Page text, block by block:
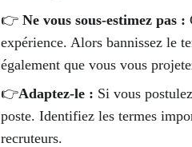
👉 Ne vous sous-estimez pas :
expérience. Alors bannissez le
également que vous vous
👉Adaptez-le : Si vous
poste. Identifiez les termes
recruteurs.